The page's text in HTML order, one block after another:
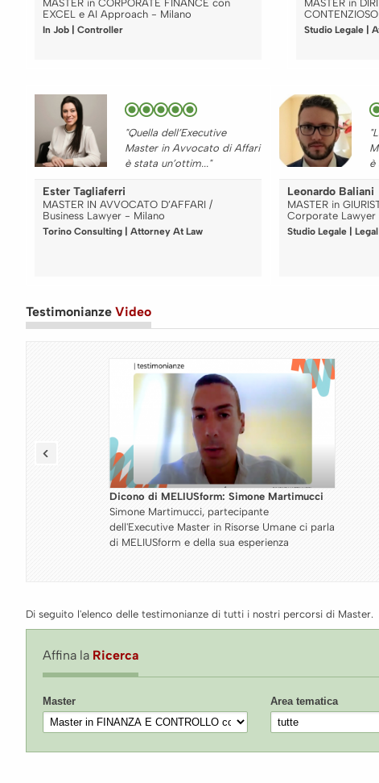
MASTER in CORPORATE FINANCE con
EXCEL e AI Approach - Milano
In Job | Controller
MASTER in
Studio Legale |
"Quella dell’Executive
Master in Avvocato di Affari
è stata un’ottim..."
Ester Tagliaferri
MASTER IN AVVOCATO D’AFFARI /
Business Lawyer - Milano
Torino Consulting | Attorney At Law
è
Leonardo Baliani
MASTER in
Corporate Lawyer
Studio Legale |
Testimonianze Video
Dicono di MELIUSform: Fausto Acocella
Fausto Acocella, partecipante del Master
Specialistico in Management della Sostenibilità
Ambientale ci parla di MELIUSform e della sua
Di seguito l'elenco delle testimonianze di tutti i nostri percorsi di Master.
Affina la Ricerca
Master Area tematica